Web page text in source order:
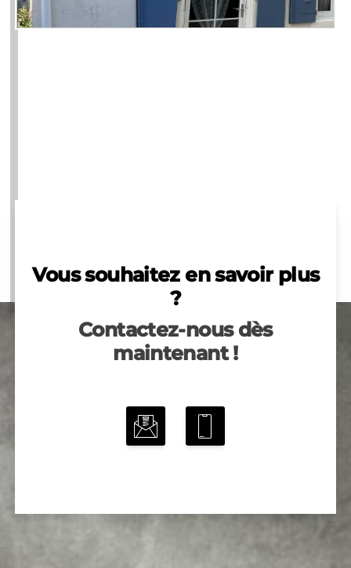
Vous souhaitez en savoir plus
?
Contactez-nous dès
maintenant !